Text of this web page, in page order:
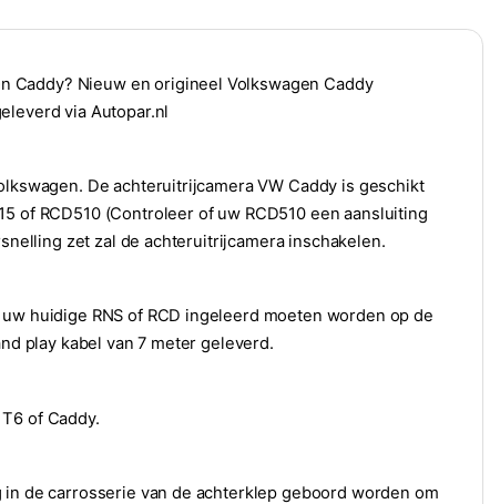
Caddy? Nieuw en origineel Volkswagen Caddy
via Autopar.nl
De achteruitrijcamera VW Caddy is geschikt
of RCD510 (Controleer of uw RCD510 een aansluiting
zet zal de achteruitrijcamera inschakelen.
huidige RNS of RCD ingeleerd moeten worden op de
play kabel van 7 meter geleverd.
of Caddy.
de carrosserie van de achterklep geboord worden om